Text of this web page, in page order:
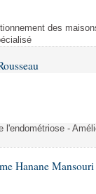
des
l'endométriose -
Hanane Mansouri